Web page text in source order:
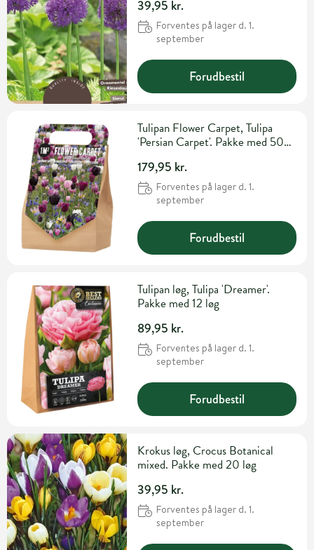
39,95 kr.
Forventes på lager d. 1.
september
Forudbestil
Tulipan Flower Carpet, Tulipa
'Persian Carpet'. Pakke med 50
179,95 kr.
Forventes på lager d. 1.
september
Forudbestil
Tulipan løg, Tulipa 'Dreamer'.
Pakke med 12 løg
89,95 kr.
Forventes på lager d. 1.
september
Forudbestil
Krokus løg, Crocus Botanical
mixed. Pakke med 20 løg
39,95 kr.
Forventes på lager d. 1.
september